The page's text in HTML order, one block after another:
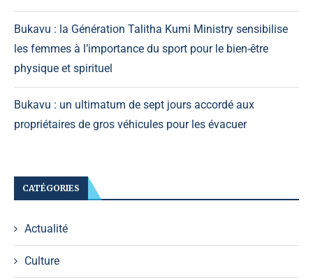
Bukavu : la Génération Talitha Kumi Ministry sensibilise
les femmes à l’importance du sport pour le bien-être
physique et spirituel
Bukavu : un ultimatum de sept jours accordé aux
propriétaires de gros véhicules pour les évacuer
CATÉGORIES
Actualité
Culture